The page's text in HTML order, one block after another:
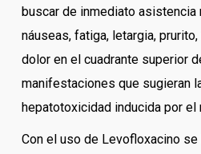
buscar de inmediato
náuseas, fatiga, letargia,
dolor en el cuadrante superior
manifestaciones que sugieran
hepatotoxicidad inducida por el
Con el uso de Levofloxacino se